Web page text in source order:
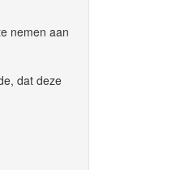
nemen aan
dat deze